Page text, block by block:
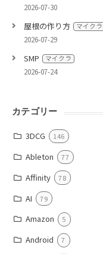
2026-07-30
屋根の作り方 マイクラ
2026-07-29
SMP マイクラ
2026-07-24
カテゴリー
3DCG 146
Ableton 77
Affinity 78
AI 79
Amazon 5
Android 7